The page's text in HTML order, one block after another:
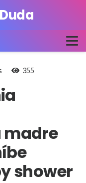
355
madre
shower